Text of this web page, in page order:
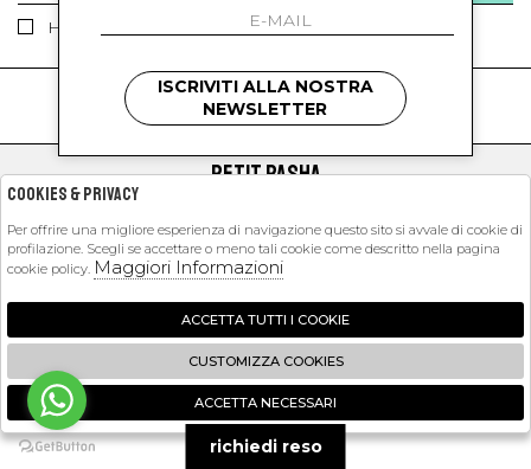
Ho letto ed accettato le condizioni sulla privacy.
kids
PETIT PASHA
EXTRA
2026 Petit Pasha - P.iva : 09423341214 Powered by
Zucchetti
🍪
ISCRIVITI ALLA NOSTRA
NEWSLETTER
richiedi reso
Cookies & Privacy
Per offrire una migliore esperienza di navigazione questo sito si avvale di cookie di
profilazione. Scegli se accettare o meno tali cookie come descritto nella pagina
cookie policy. Maggiori Informazioni
ACCETTA TUTTI I COOKIE
CUSTOMIZZA COOKIES
ACCETTA NECESSARI